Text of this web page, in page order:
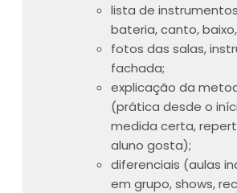
lista de
bateria, canto,
fotos das salas,
fachada;
explicação da
(prática desde o
medida certa,
aluno gosta);
diferenciais (aulas
em grupo, shows,